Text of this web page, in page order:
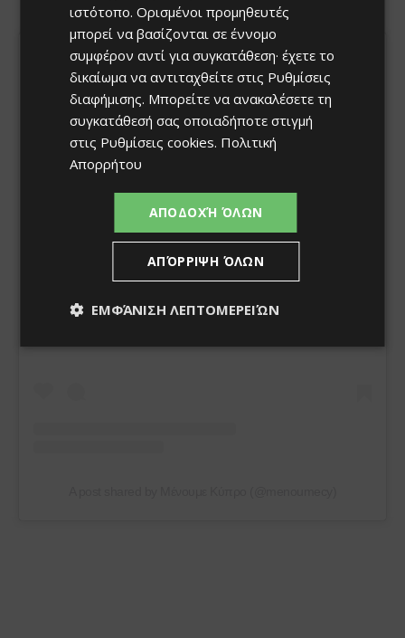
ιστότοπο. Ορισμένοι προμηθευτές
μπορεί να βασίζονται σε έννομο
συμφέρον αντί για συγκατάθεση· έχετε το
δικαίωμα να αντιταχθείτε στις Ρυθμίσεις
διαφήμισης. Μπορείτε να ανακαλέσετε τη
συγκατάθεσή σας οποιαδήποτε στιγμή
στις Ρυθμίσεις cookies. Πολιτική
Απορρήτου
ΑΠΟΔΟΧΉ ΌΛΩΝ
ΑΠΌΡΡΙΨΗ ΌΛΩΝ
ΕΜΦΆΝΙΣΗ ΛΕΠΤΟΜΕΡΕΙΏΝ